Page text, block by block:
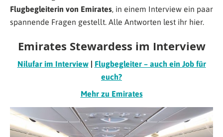
Flugbegleiterin von Emirates, in einem Interview ein paar
spannende Fragen gestellt. Alle Antworten lest ihr hier.
Emirates Stewardess im Interview
Nilufar im Interview| Flugbegleiter – auch ein Job für
euch?
Mehr zu Emirates